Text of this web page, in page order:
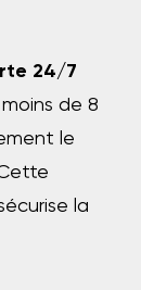
24/7
de 8
le
la